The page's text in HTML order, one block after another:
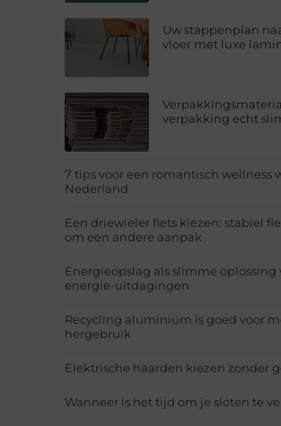
Uw stappenplan
vloer met luxe
verpakking echt
7 tips voor een romantisch wellness
Nederland
Een driewieler fiets kiezen: stabiel
om een andere aanpak
Energieopslag als slimme oplossing
energie-uitdagingen
Recycling aluminium is goed voor
hergebruik
Elektrische haarden kiezen zonder
Wanneer is het tijd om je sloten te